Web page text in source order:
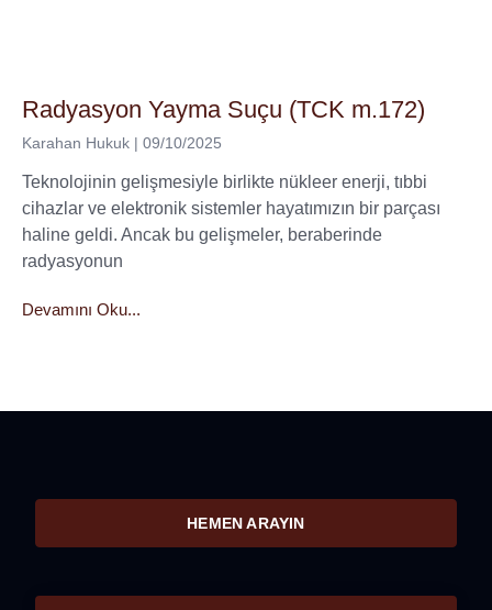
Radyasyon Yayma Suçu (TCK m.172)
Karahan Hukuk 09/10/2025
Teknolojinin gelişmesiyle birlikte nükleer enerji, tıbbi
cihazlar ve elektronik sistemler hayatımızın bir parçası
haline geldi. Ancak bu gelişmeler, beraberinde
radyasyonun
Devamını Oku...
HEMEN ARAYIN